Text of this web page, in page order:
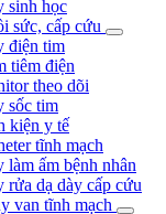
sinh học
sức, cấp cứu
điện tim
tiêm điện
theo dõi
sốc tim
kiện y tế
tĩnh mạch
làm ấm bệnh nhân
rửa dạ dày cấp cứu
van tĩnh mạch